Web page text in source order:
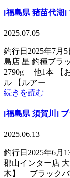
[福島県 猪苗代湖]
2025.07.05
釣行日2025年7月
島店 星 釣種ブラ
2790g 他1本 【
ル 【ルアー
続きを読む
[福島県 須賀川]
2025.06.13
釣行日2025年6月
郡山インター店
木】 ブラック